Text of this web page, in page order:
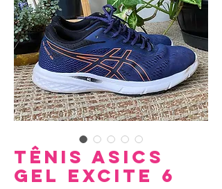
Tênis Asics
Gel Excite 6